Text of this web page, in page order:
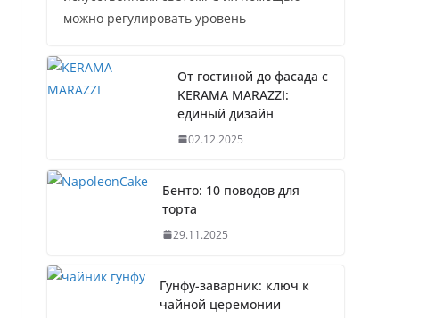
можно регулировать уровень
От гостиной до фасада с
KERAMA MARAZZI:
единый дизайн
02.12.2025
Бенто: 10 поводов для
торта
29.11.2025
Гунфу-заварник: ключ к
чайной церемонии